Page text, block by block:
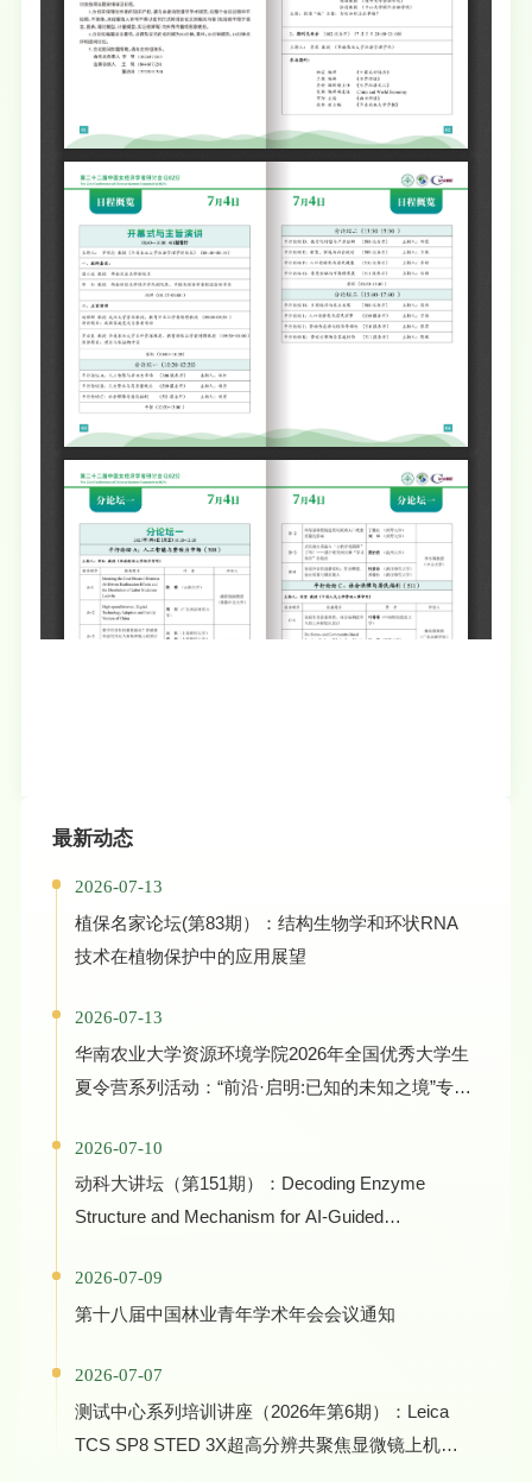
最新动态
2026-07-13
植保名家论坛(第83期）：结构生物学和环状RNA
技术在植物保护中的应用展望
2026-07-13
华南农业大学资源环境学院2026年全国优秀大学生
夏令营系列活动：“前沿·启明:已知的未知之境”专家
2026-07-10
动科大讲坛（第151期）：Decoding Enzyme
Structure and Mechanism for AI-Guided
Manufacturing
2026-07-09
第十八届中国林业青年学术年会会议通知
2026-07-07
测试中心系列培训讲座（2026年第6期）：Leica
TCS SP8 STED 3X超高分辨共聚焦显微镜上机培